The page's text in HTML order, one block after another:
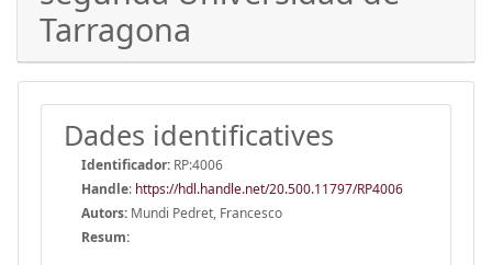
Tarragona
Dades identificatives
Identificador: RP:4006
Handle: https://hdl.handle.net/20.500.11797/RP4006
Autors: Mundi Pedret, Francesco
Resum: